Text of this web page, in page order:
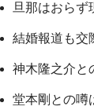
旦那はおらず
結婚報道も交
神木隆之介と
堂本剛との噂